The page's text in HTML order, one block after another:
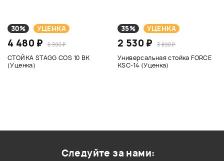
30% УЦЕНКА
4 480 ₽ 6 390 ₽
СТОЙКА STAGG COS 10 BK
(Уценка)
35% УЦЕНКА
2 530 ₽ 3 890 ₽
Универсальная стойка FORCE
KSC-14 (Уценка)
Следуйте за нами: